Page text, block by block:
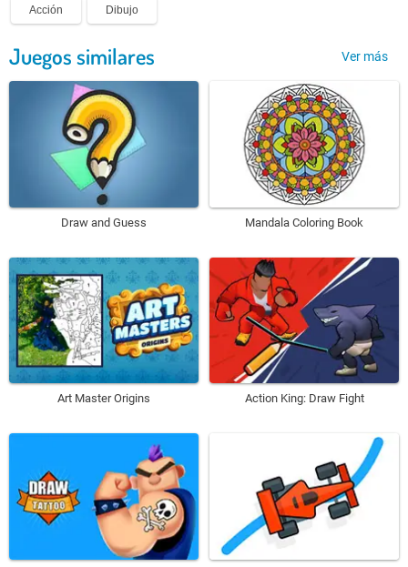
Acción Dibujo
Juegos similares Ver más
Draw and Guess Mandala Coloring Book
Art Master Origins Action King: Draw Fight